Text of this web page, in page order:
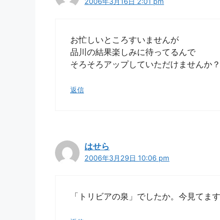
お忙しいところすいませんが
品川の結果楽しみに待ってるんで
そろそろアップしていただけませんか？
返信
はせら
2006年3月29日 10:06 pm
「トリビアの泉」でしたか。今見てま